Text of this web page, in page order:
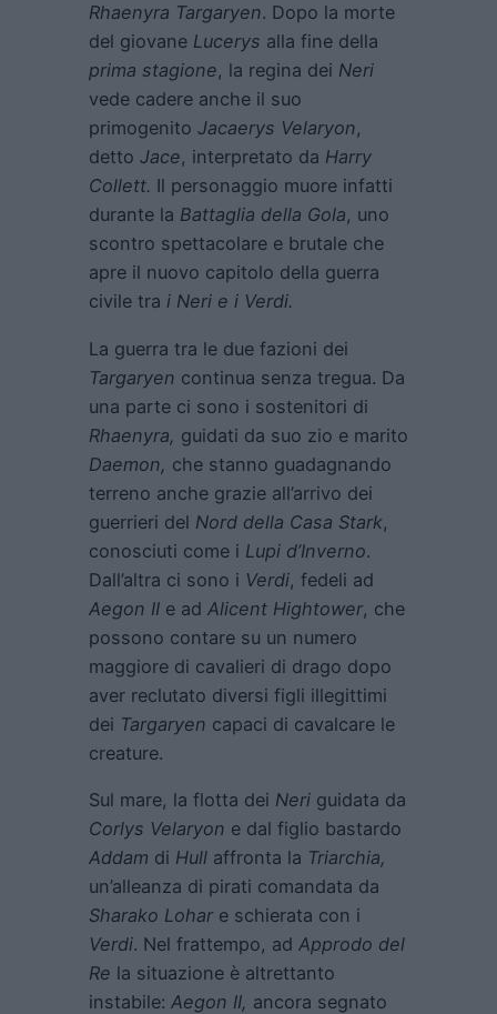
Rhaenyra Targaryen. Dopo la morte
del giovane Lucerys alla fine della
prima stagione, la regina dei Neri
vede cadere anche il suo
primogenito Jacaerys Velaryon,
detto Jace, interpretato da Harry
Collett. Il personaggio muore infatti
durante la Battaglia della Gola, uno
scontro spettacolare e brutale che
apre il nuovo capitolo della guerra
civile tra i Neri e i Verdi.
La guerra tra le due fazioni dei
Targaryen continua senza tregua. Da
una parte ci sono i sostenitori di
Rhaenyra, guidati da suo zio e marito
Daemon, che stanno guadagnando
terreno anche grazie all’arrivo dei
guerrieri del Nord della Casa Stark,
conosciuti come i Lupi d’Inverno.
Dall’altra ci sono i Verdi, fedeli ad
Aegon II e ad Alicent Hightower, che
possono contare su un numero
maggiore di cavalieri di drago dopo
aver reclutato diversi figli illegittimi
dei Targaryen capaci di cavalcare le
creature.
Sul mare, la flotta dei Neri guidata da
Corlys Velaryon e dal figlio bastardo
Addam di Hull affronta la Triarchia,
un’alleanza di pirati comandata da
Sharako Lohare schierata con i
Verdi. Nel frattempo, ad Approdo del
Re la situazione è altrettanto
instabile: Aegon II, ancora segnato